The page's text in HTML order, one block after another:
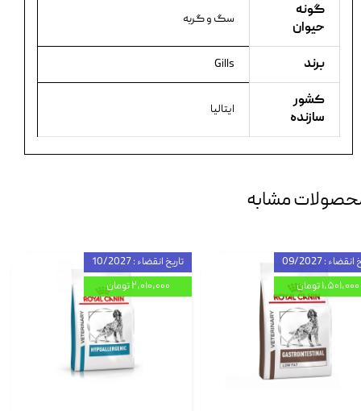
گونه
حیوان
سگ و گربه
برند Gills
کشور
سازنده
ایتالیا
مشابه
تاریخ انقضاء : 10/2027
۲,۰۱۰,۰۰۰ تومان
: 09/2027
۱,۵۰۱,۰۰۰ تومان